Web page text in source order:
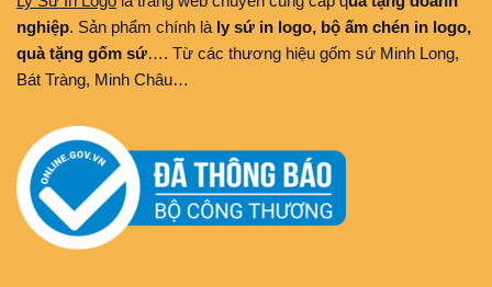
nghiệp. Sản phẩm chính là ly sứ in logo, bộ ấm chén in logo,
quà tặng gốm sứ…. Từ các thương hiệu gốm sứ Minh Long,
Bát Tràng, Minh Châu…